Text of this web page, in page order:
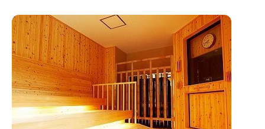
担が少なく
気泡が毛穴の汚れを落として美容効果も期待できます。